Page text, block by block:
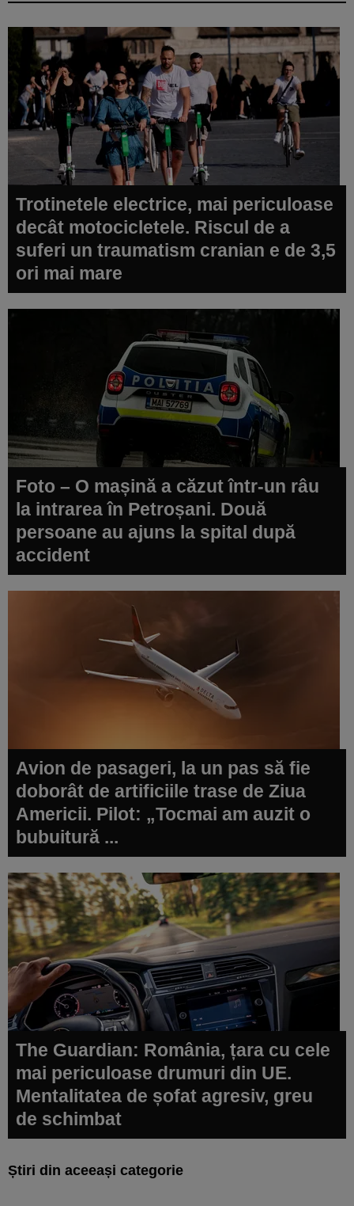
Trotinetele electrice, mai periculoase
decât motocicletele. Riscul de a
suferi un traumatism cranian e de 3,5
ori mai mare
Foto – O mașină a căzut într-un râu
la intrarea în Petroșani. Două
persoane au ajuns la spital după
accident
Avion de pasageri, la un pas să fie
doborât de artificiile trase de Ziua
Americii. Pilot: „Tocmai am auzit o
bubuitură ...
The Guardian: România, țara cu cele
mai periculoase drumuri din UE.
Mentalitatea de șofat agresiv, greu
de schimbat
Știri din aceeași categorie